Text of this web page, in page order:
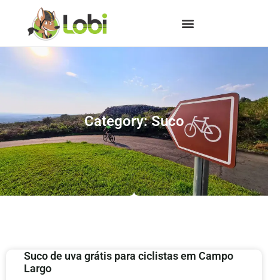
Category: Suco
Suco de uva grátis para ciclistas em Campo
Largo